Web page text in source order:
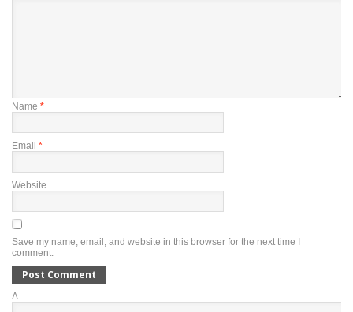
Name *
Email *
Website
Save my name, email, and website in this browser for the next time I
comment.
Δ